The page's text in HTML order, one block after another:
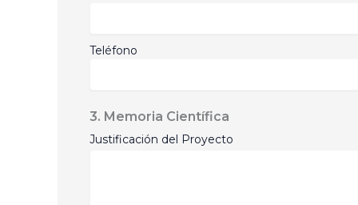
Teléfono
3. Memoria Científica
Justificación del Proyecto